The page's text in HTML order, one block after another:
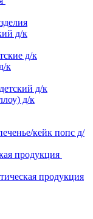
д/к
д/к
к
д/к
д/к
кейк попс д/
продукция
продукция